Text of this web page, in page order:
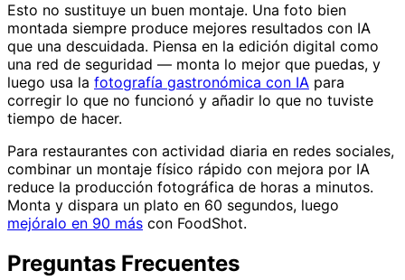
Esto no sustituye un buen montaje. Una foto bien
montada siempre produce mejores resultados con IA
que una descuidada. Piensa en la edición digital como
una red de seguridad — monta lo mejor que puedas, y
luego usa la fotografía gastronómica con IA para
corregir lo que no funcionó y añadir lo que no tuviste
tiempo de hacer.
Para restaurantes con actividad diaria en redes sociales,
combinar un montaje físico rápido con mejora por IA
reduce la producción fotográfica de horas a minutos.
Monta y dispara un plato en 60 segundos, luego
mejóralo en 90 más con FoodShot.
Preguntas Frecuentes